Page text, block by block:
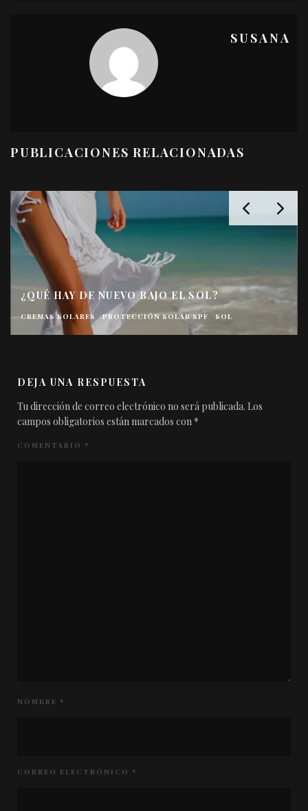
SUSANA
PUBLICACIONES RELACIONADAS
¿QUÉ HAY DE NUEVO BAJO EL SOL?
CREMAS SOLARES PROTECCIÓN SOLAR SPF SOL
DEJA UNA RESPUESTA
Tu dirección de correo electrónico no será publicada. Los
campos obligatorios están marcados con *
COMENTARIO *
NOMBRE *
CORREO ELECTRÓNICO *